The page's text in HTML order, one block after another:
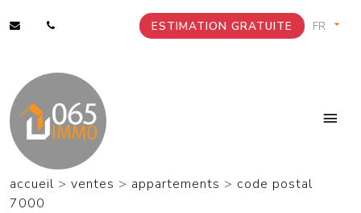
ESTIMATION GRATUITE
accueil > ventes > appartements > code postal
7000